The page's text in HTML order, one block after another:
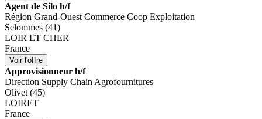
Agent de Silo h/f
Région Grand-Ouest Commerce Coop Exploitation
Selommes (41)
LOIR ET CHER
France
Approvisionneur h/f
Direction Supply Chain Agrofournitures
Olivet (45)
LOIRET
France